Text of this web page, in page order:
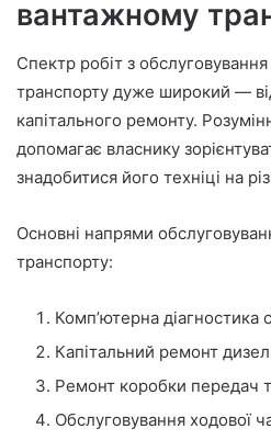
вантажному
Спектр робіт з
транспорту дуже широкий —
капітального ремонту.
допомагає власнику
знадобитися його техніці на
Основні напрями
транспорту:
Комп’ютерна діагностика
Капітальний ремонт
Ремонт коробки передач
Обслуговування ходової